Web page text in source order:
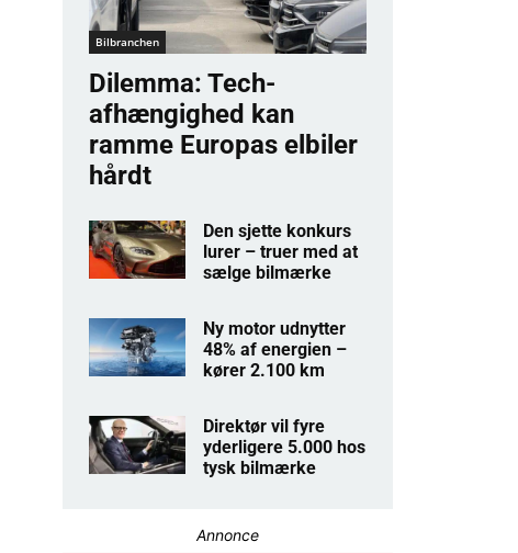
Bilbranchen
Dilemma: Tech-
afhængighed kan
ramme Europas elbiler
hårdt
Den sjette konkurs
lurer – truer med at
sælge bilmærke
Ny motor udnytter
48% af energien –
kører 2.100 km
Direktør vil fyre
yderligere 5.000 hos
tysk bilmærke
Annonce